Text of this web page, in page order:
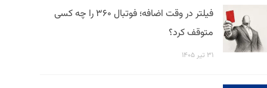
فیلتر در وقت اضافه؛ فوتبال ۳۶۰ را چه کسی
متوقف کرد؟
۳۱ تیر ۱۴۰۵